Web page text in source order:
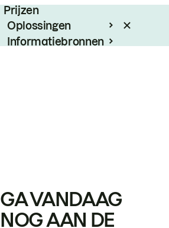
Prijzen
Oplossingen
Informatiebronnen
GA VANDAAG
NOG AAN DE